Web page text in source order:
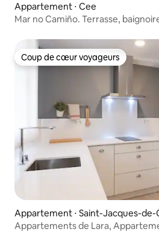
Appartement ⋅ Cee
Mar no Camiño. Terrasse,
Coup de cœur voyageurs
Coup de cœur voyageurs
Appartement ⋅ Saint-Jacques-de-
e
Appartements de Lara,